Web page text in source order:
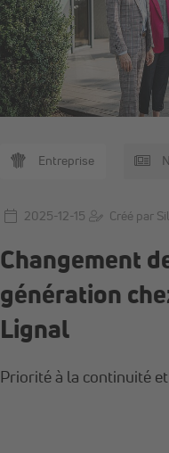
Entreprise
2025-12-15 Créé par
Changement
génération
Lignal
Priorité à la continuité